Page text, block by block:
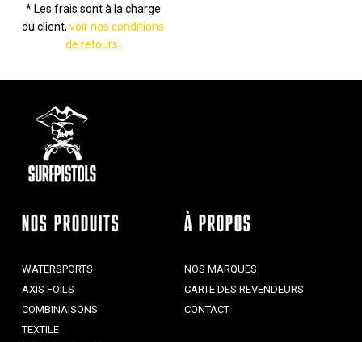
* Les frais sont à la charge
du client,voir nos conditions
de retours.
NOS PRODUITS
WATERSPORTS
AXIS FOILS
COMBINAISONS
TEXTILE
À PROPOS
NOS MARQUES
CARTE DES REVENDEURS
CONTACT